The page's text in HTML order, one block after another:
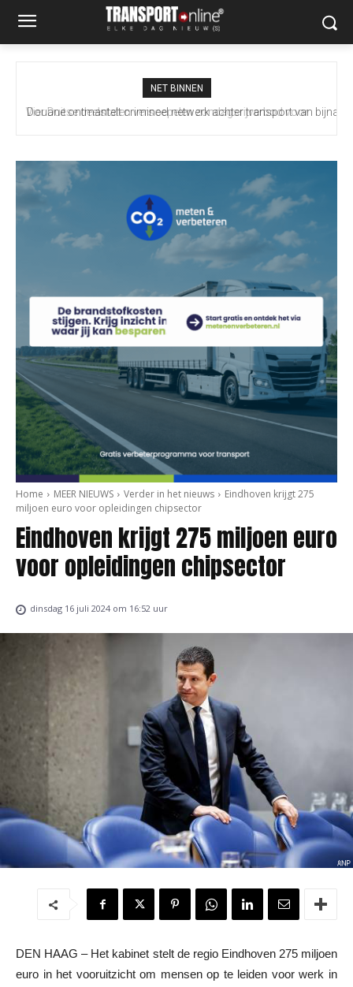
NET BINNEN
Douane ontmantelt crimineel netwerk achter transport van bijna
Home MEER NIEUWS Verder in het nieuws
Eindhoven krijgt 275
miljoen euro voor opleidingen chipsector
Eindhoven krijgt 275 miljoen euro
voor opleidingen chipsector
dinsdag 16 juli 2024 om 16:52 uur
DEN HAAG – Het kabinet stelt de regio Eindhoven 275 miljoen
euro in het vooruitzicht om mensen op te leiden voor werk in